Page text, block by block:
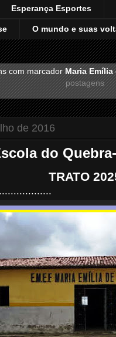
Esperança Esportes
O mundo e suas
com marcadorMaria
postagens
de 2016
do
TRATO